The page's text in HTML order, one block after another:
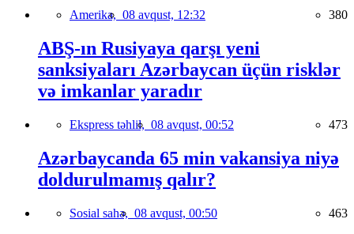
Amerika, 08 avqust, 12:32 380
ABŞ-ın Rusiyaya qarşı yeni
sanksiyaları Azərbaycan üçün risklər
və imkanlar yaradır
Ekspress təhlil, 08 avqust, 00:52 473
Azərbaycanda 65 min vakansiya niyə
doldurulmamış qalır?
Sosial sahə, 08 avqust, 00:50 463